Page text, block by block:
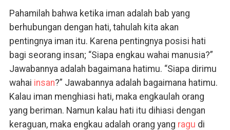
Pahamilah bahwa ketika iman adalah bab yang
berhubungan dengan hati, tahulah kita akan
pentingnya iman itu. Karena pentingnya posisi hati
bagi seorang insan; “Siapa engkau wahai manusia?”
Jawabannya adalah bagaimana hatimu. “Siapa dirimu
wahai insan?” Jawabannya adalah bagaimana hatimu.
Kalau iman menghiasi hati, maka engkaulah orang
yang beriman. Namun kalau hati itu dihiasi dengan
keraguan, maka engkau adalah orang yang ragu di